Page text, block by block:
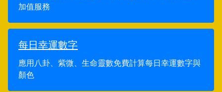
加值服務
每日幸運數字
應用八卦、紫微、生命靈數免費計算每日幸運數字與
顏色